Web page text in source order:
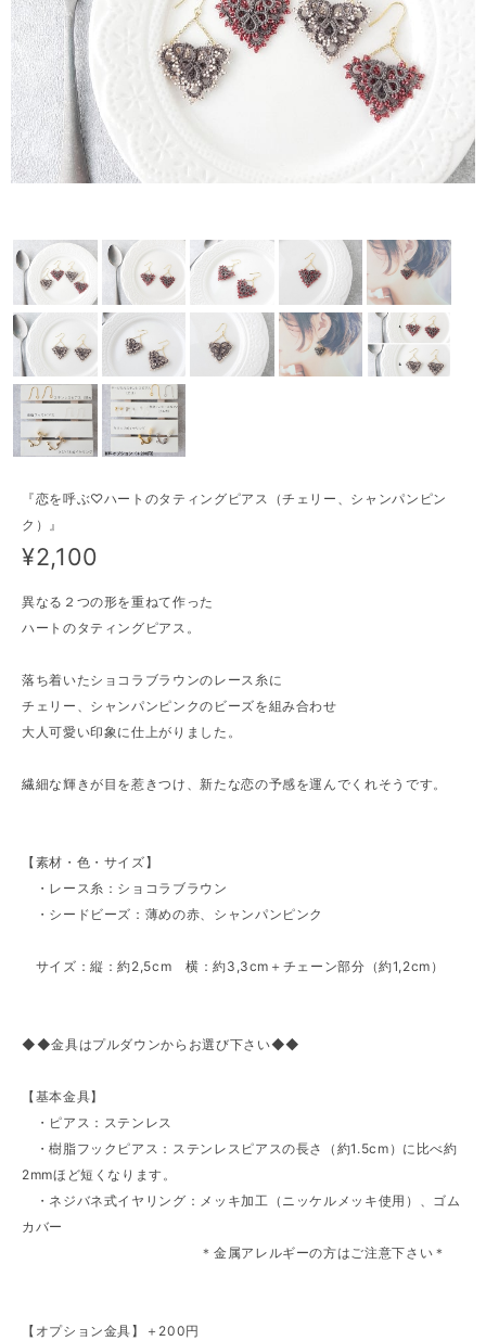
『恋を呼ぶ♡ハートのタティングピアス（チェリー、シャンパンピン
ク）』
¥2,100
異なる２つの形を重ねて作った
ハートのタティングピアス。
落ち着いたショコラブラウンのレース糸に
チェリー、シャンパンピンクのビーズを組み合わせ
大人可愛い印象に仕上がりました。
繊細な輝きが目を惹きつけ、新たな恋の予感を運んでくれそうです。
【素材・色・サイズ】
・レース糸：ショコラブラウン
・シードビーズ：薄めの赤、シャンパンピンク
サイズ：縦：約2,5cm 横：約3,3cm＋チェーン部分（約1,2cm）
◆◆金具はプルダウンからお選び下さい◆◆
【基本金具】
・ピアス：ステンレス
・樹脂フックピアス：ステンレスピアスの長さ（約1.5cm）に比べ約
2mmほど短くなります。
・ネジバネ式イヤリング：メッキ加工（ニッケルメッキ使用）、ゴム
カバー
＊金属アレルギーの方はご注意下さい＊
【オプション金具】＋200円